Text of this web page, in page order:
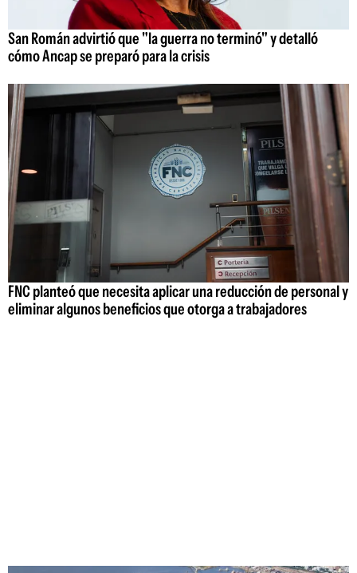
San Román advirtió que "la guerra no terminó" y detalló
cómo Ancap se preparó para la crisis
FNC planteó que necesita aplicar una reducción de personal y
eliminar algunos beneficios que otorga a trabajadores